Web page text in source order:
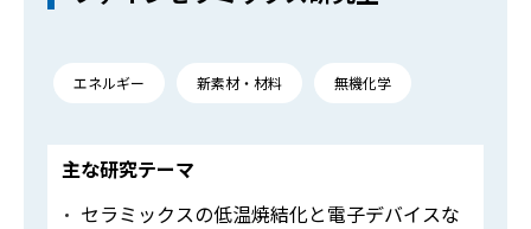
エネルギー 新素材・材料 無機化学
主な研究テーマ
セラミックスの低温焼結化と電子デバイスな